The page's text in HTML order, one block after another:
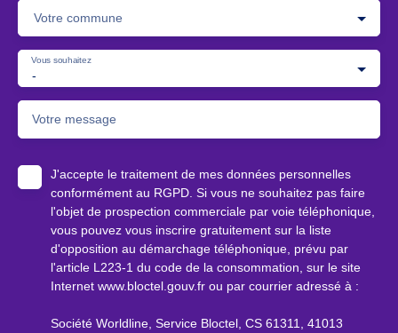
Votre commune
-
Vous souhaitez
Votre message
J'accepte le traitement de mes données personnelles
conformément au RGPD. Si vous ne souhaitez pas faire
l'objet de prospection commerciale par voie téléphonique,
vous pouvez vous inscrire gratuitement sur la liste
d'opposition au démarchage téléphonique, prévu par
l'article L223-1 du code de la consommation, sur le site
Internet www.bloctel.gouv.fr ou par courrier adressé à :
Société Worldline, Service Bloctel, CS 61311, 41013